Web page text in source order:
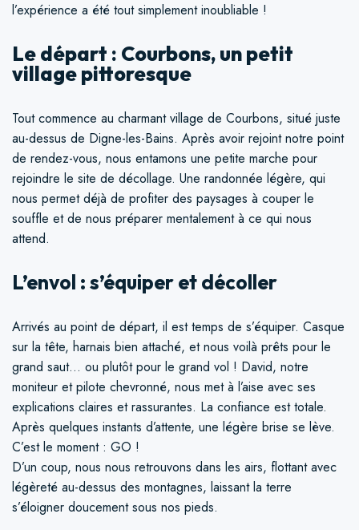
l’expérience a été tout simplement inoubliable !
Le départ : Courbons, un petit
village pittoresque
Tout commence au charmant village de Courbons, situé juste
au-dessus de Digne-les-Bains. Après avoir rejoint notre point
de rendez-vous, nous entamons une petite marche pour
rejoindre le site de décollage. Une randonnée légère, qui
nous permet déjà de profiter des paysages à couper le
souffle et de nous préparer mentalement à ce qui nous
attend.
L’envol : s’équiper et décoller
Arrivés au point de départ, il est temps de s’équiper. Casque
sur la tête, harnais bien attaché, et nous voilà prêts pour le
grand saut… ou plutôt pour le grand vol ! David, notre
moniteur et pilote chevronné, nous met à l’aise avec ses
explications claires et rassurantes. La confiance est totale.
Après quelques instants d’attente, une légère brise se lève.
C’est le moment : GO !
D’un coup, nous nous retrouvons dans les airs, flottant avec
légèreté au-dessus des montagnes, laissant la terre
s’éloigner doucement sous nos pieds.